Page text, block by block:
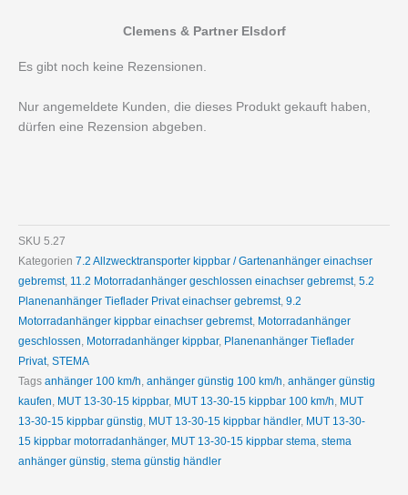
Clemens & Partner Elsdorf
Es gibt noch keine Rezensionen.
Nur angemeldete Kunden, die dieses Produkt gekauft haben,
dürfen eine Rezension abgeben.
SKU 5.27
Kategorien 7.2 Allzwecktransporter kippbar / Gartenanhänger einachser
gebremst, 11.2 Motorradanhänger geschlossen einachser gebremst, 5.2
Planenanhänger Tieflader Privat einachser gebremst, 9.2
Motorradanhänger kippbar einachser gebremst, Motorradanhänger
geschlossen, Motorradanhänger kippbar, Planenanhänger Tieflader
Privat, STEMA
Tags anhänger 100 km/h, anhänger günstig 100 km/h, anhänger günstig
kaufen, MUT 13-30-15 kippbar, MUT 13-30-15 kippbar 100 km/h, MUT
13-30-15 kippbar günstig, MUT 13-30-15 kippbar händler, MUT 13-30-
15 kippbar motorradanhänger, MUT 13-30-15 kippbar stema, stema
anhänger günstig, stema günstig händler